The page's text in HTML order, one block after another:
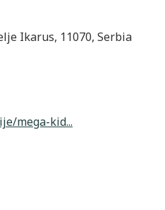
Ikarus, 11070, Serbia
mega-kid...